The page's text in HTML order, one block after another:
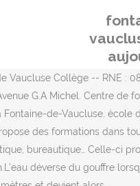
Vaucluse Collège -- RNE :
G.A Michel. Centre de
Fontaine-de-Vaucluse, école
des formations dans
bureautique… Celle-ci
déverse du gouffre